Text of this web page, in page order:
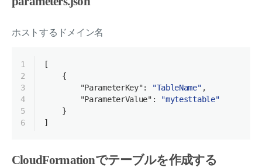
ホストするドメイン名
1
2
3
4
5
6
[
    {
"ParameterKey": "TableName" ,
"ParameterValue" :
"mytesttable"
    }
]
CloudFormationでテーブルを作成する